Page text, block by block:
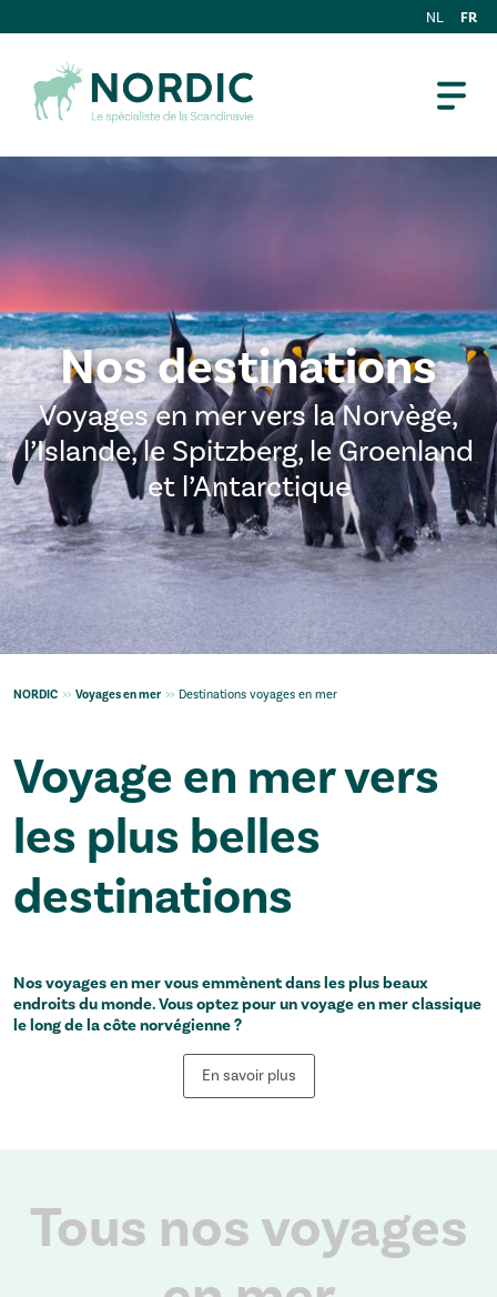
NL FR
Nos destinations
Voyages en mer vers la Norvège,
l’Islande, le Spitzberg, le Groenland
et l’Antarctique
NORDIC >> Voyages en mer >> Destinations voyages en mer
Voyage en mer vers
les plus belles
destinations
Nos voyages en mer vous emmènent dans les plus beaux
endroits du monde. Vous optez pour un voyage en mer classique
le long de la côte norvégienne ?
En savoir plus
Tous nos voyages